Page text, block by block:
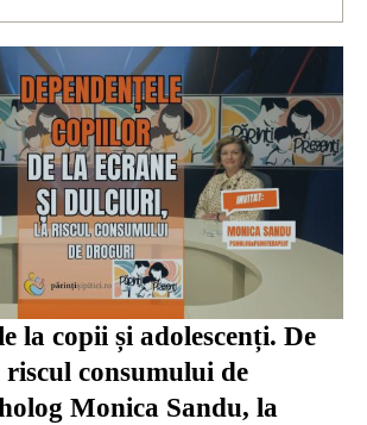
la copii și adolescenți. De
riscul consumului de
Monica Sandu, la